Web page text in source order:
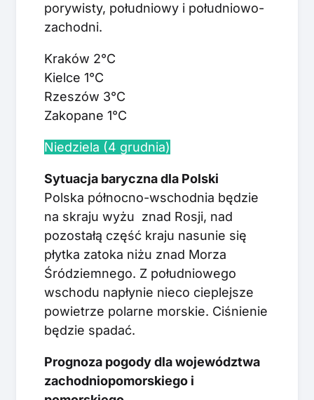
porywisty, południowy i południowo-
zachodni.
Kraków 2°C
Kielce 1°C
Rzeszów 3°C
Zakopane 1°C
Niedziela (4 grudnia)
Sytuacja baryczna dla Polski
Polska północno-wschodnia będzie
na skraju wyżu znad Rosji, nad
pozostałą część kraju nasunie się
płytka zatoka niżu znad Morza
Śródziemnego. Z południowego
wschodu napłynie nieco cieplejsze
powietrze polarne morskie. Ciśnienie
będzie spadać.
Prognoza pogody dla województwa
zachodniopomorskiego i